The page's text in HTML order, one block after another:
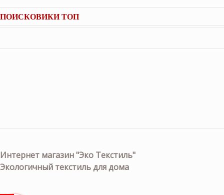
ПОИСКОВИКИ ТОП
Интернет магазин "Эко Текстиль"
Экологичный текстиль для дома